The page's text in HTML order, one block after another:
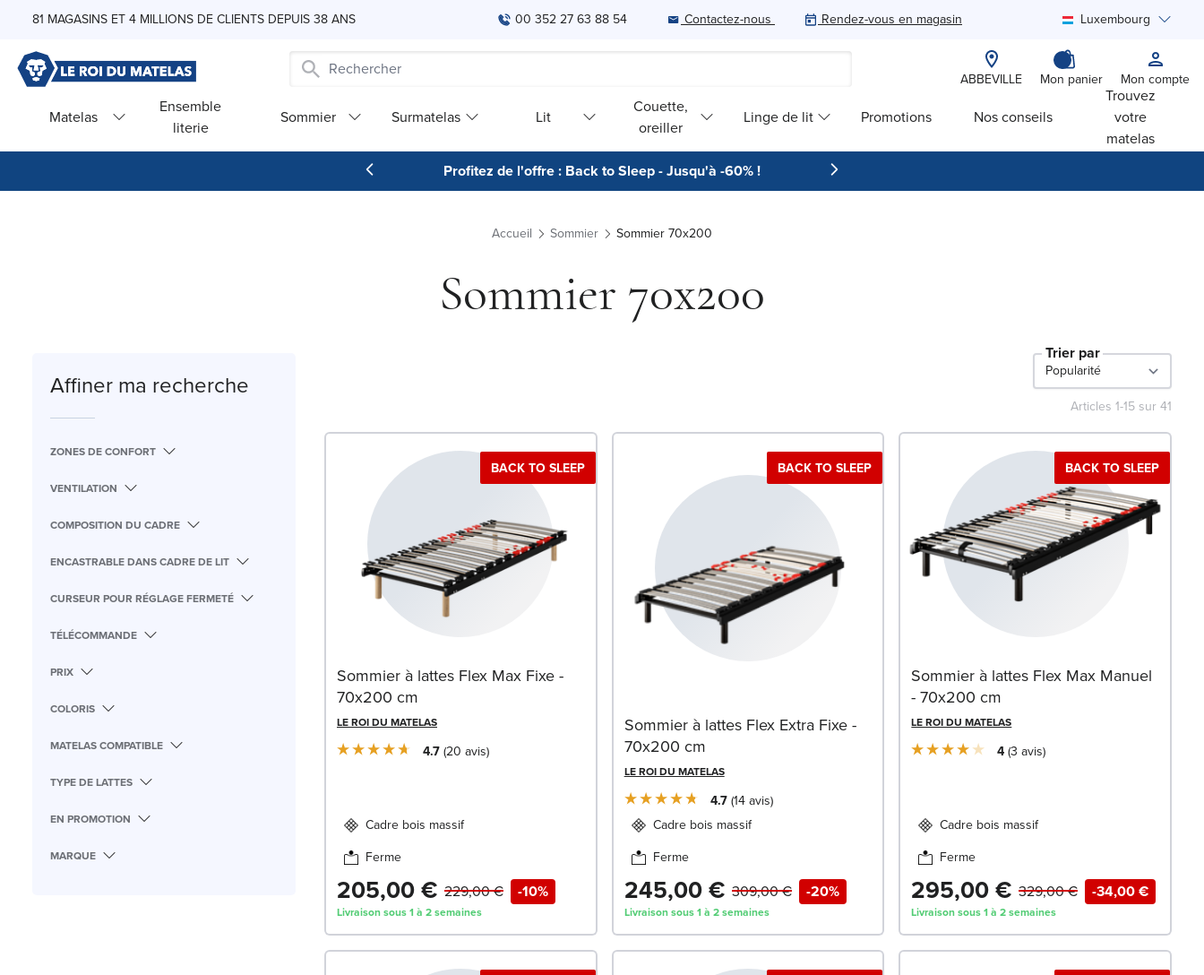
Skip to Content
81 MAGASINS ET 4 MILLIONS DE CLIENTS DEPUIS 38 ANS 00 352 27 63 88 54 Contactez-nous Rendez-vous en magasin Luxembourg
ABBEVILLE Mon panier Mon compte
Matelas
Ensemble
literie
Sommier Surmatelas Lit
Couette,
oreiller
Linge de lit Promotions Nos conseils
Trouvez
votre
matelas
Profitez de l'offre : Back to Sleep - Jusqu'à -60% !
Accueil Sommier Sommier 70x200
Sommier 70x200
Affiner ma recherche
ZONES DE CONFORT
VENTILATION
COMPOSITION DU CADRE
ENCASTRABLE DANS CADRE DE LIT
CURSEUR POUR RÉGLAGE FERMETÉ
TÉLÉCOMMANDE
PRIX
COLORIS
MATELAS COMPATIBLE
TYPE DE LATTES
EN PROMOTION
MARQUE
Trier par
Articles 1-15 sur41
BACK TO SLEEP
Sommier à lattes Flex Max Fixe -
70x200 cm
LE ROI DU MATELAS
4.7 20 avis
Cadre bois massif
Ferme
205,00 € -10%
229,00 €
Livraison sous 1 à 2 semaines
BACK TO SLEEP
Sommier à lattes Flex Extra Fixe -
70x200 cm
LE ROI DU MATELAS
4.7 14avis
Cadre bois massif
Ferme
245,00 € -20%
309,00 €
Livraison sous 1 à 2 semaines
BACK TO SLEEP
Sommier à lattes Flex Max Manuel
- 70x200 cm
LE ROI DU MATELAS
4 3avis
Cadre bois massif
Ferme
295,00 € -34,00 €
329,00 €
Livraison sous 1 à 2 semaines